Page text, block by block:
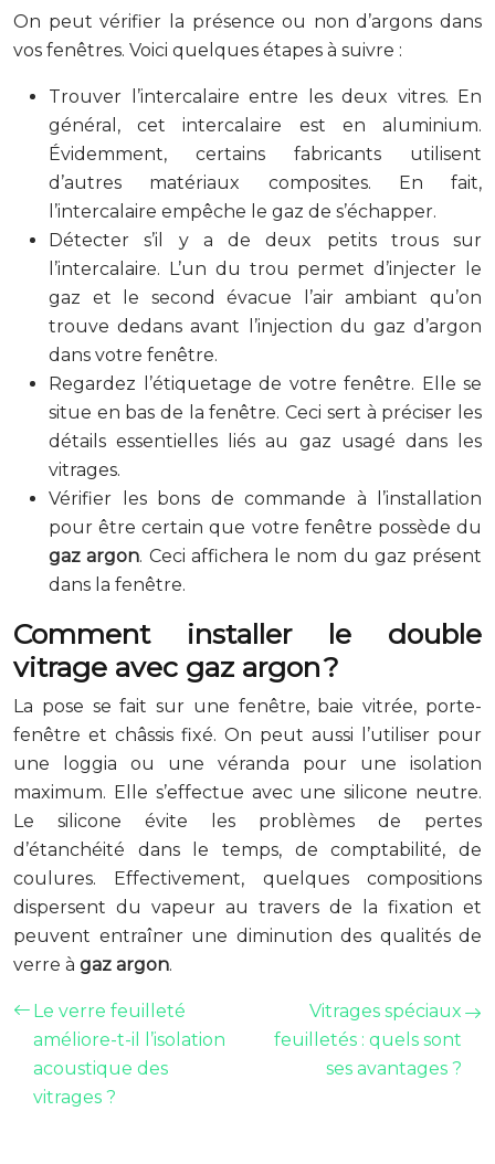
On peut vérifier la présence ou non d’argons dans
vos fenêtres. Voici quelques étapes à suivre :
Trouver l’intercalaire entre les deux vitres. En
général, cet intercalaire est en aluminium.
Évidemment, certains fabricants utilisent
d’autres matériaux composites. En fait,
l’intercalaire empêche le gaz de s’échapper.
Détecter s’il y a de deux petits trous sur
l’intercalaire. L’un du trou permet d’injecter le
gaz et le second évacue l’air ambiant qu’on
trouve dedans avant l’injection du gaz d’argon
dans votre fenêtre.
Regardez l’étiquetage de votre fenêtre. Elle se
situe en bas de la fenêtre. Ceci sert à préciser les
détails essentielles liés au gaz usagé dans les
vitrages.
Vérifier les bons de commande à l’installation
pour être certain que votre fenêtre possède du
gaz argon. Ceci affichera le nom du gaz présent
dans la fenêtre.
Comment installer le double
vitrage avec gaz argon ?
La pose se fait sur une fenêtre, baie vitrée, porte-
fenêtre et châssis fixé. On peut aussi l’utiliser pour
une loggia ou une véranda pour une isolation
maximum. Elle s’effectue avec une silicone neutre.
Le silicone évite les problèmes de pertes
d’étanchéité dans le temps, de comptabilité, de
coulures. Effectivement, quelques compositions
dispersent du vapeur au travers de la fixation et
peuvent entraîner une diminution des qualités de
verre à gaz argon.
Le verre feuilleté
améliore-t-il l’isolation
acoustique des
vitrages ?
Vitrages spéciaux
feuilletés : quels sont
ses avantages ?